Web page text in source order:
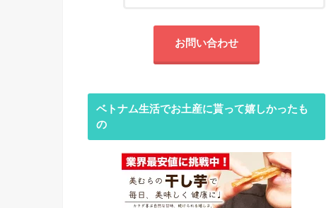
お問い合わせ
ベトナム生活でお土産に貰って嬉しかったも
の